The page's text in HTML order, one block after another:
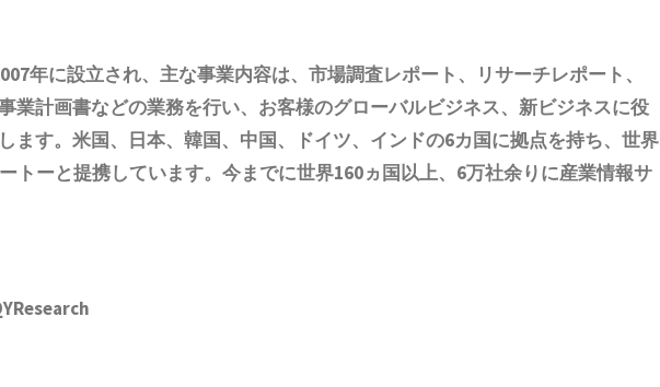
年に設立され、主な事業内容は、 市場調査レポート、リサーチレポート、
業計画書などの業務を行い、お客様のグローバルビジネス、新ビジネスに役
ます。米国、日本、韓国、中国、ドイツ、 インドの6カ国に拠点を持ち、世界
トーと提携しています。今までに世界160ヵ国以上、6万社余りに産業情報サ